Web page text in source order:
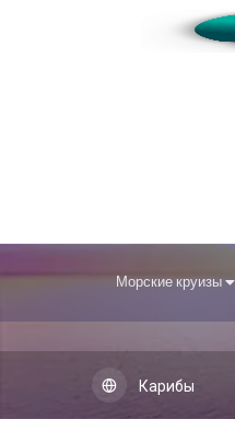
Морские круизы
Карибы